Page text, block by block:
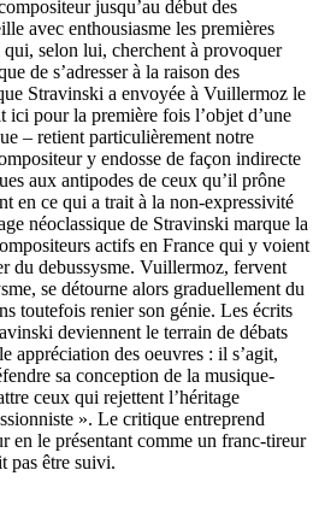
jusqu’au début des
avec enthousiasme les premières
selon lui, cherchent à provoquer
de s’adresser à la raison des
Stravinski a envoyée à Vuillermoz le
pour la première fois l’objet d’une
– retient particulièrement notre
y endosse de façon indirecte
aux antipodes de ceux qu’il prône
en ce qui a trait à la non-expressivité
néoclassique de Stravinski marque la
actifs en France qui y voient
du debussysme. Vuillermoz, fervent
se détourne alors graduellement du
toutefois renier son génie. Les écrits
deviennent le terrain de débats
appréciation des oeuvres : il s’agit,
sa conception de la musique-
ceux qui rejettent l’héritage
». Le critique entreprend
en le présentant comme un franc-tireur
pas être suivi.